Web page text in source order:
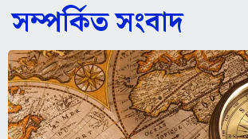
সম্পর্কিত সংবাদ